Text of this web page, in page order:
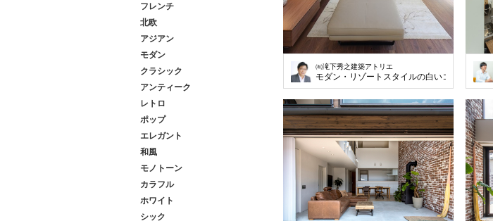
フレンチ
北欧
アジアン
モダン
クラシック
アンティーク
レトロ
ポップ
エレガント
和風
モノトーン
カラフル
ホワイト
シック
㈲滝下秀之建築アトリエ
モダン・リゾートスタイルの白いコートハウス